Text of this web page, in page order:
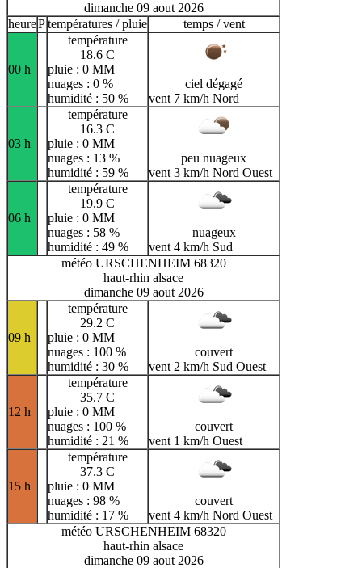
dimanche 09 aout 2026
heurePtempératures / pluie temps / vent
00 h
température
18.6 C
pluie : 0 MM
nuages : 0 %
humidité : 50 %
ciel dégagé
vent 7 km/h Nord
03 h
température
16.3 C
pluie : 0 MM
nuages : 13 %
humidité : 59 %
peu nuageux
vent 3 km/h Nord Ouest
06 h
température
19.9 C
pluie : 0 MM
nuages : 58 %
humidité : 49 %
nuageux
vent 4 km/h Sud
météo URSCHENHEIM 68320
haut-rhin alsace
dimanche 09 aout 2026
09 h
température
29.2 C
pluie : 0 MM
nuages : 100 %
humidité : 30 %
couvert
vent 2 km/h Sud Ouest
12 h
température
35.7 C
pluie : 0 MM
nuages : 100 %
humidité : 21 %
couvert
vent 1 km/h Ouest
15 h
température
37.3 C
pluie : 0 MM
nuages : 98 %
humidité : 17 %
couvert
vent 4 km/h Nord Ouest
météo URSCHENHEIM 68320
haut-rhin alsace
dimanche 09 aout 2026